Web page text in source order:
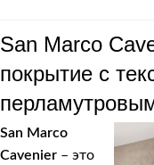
San Marco
покрытие с
San Marco
Cavenier – это